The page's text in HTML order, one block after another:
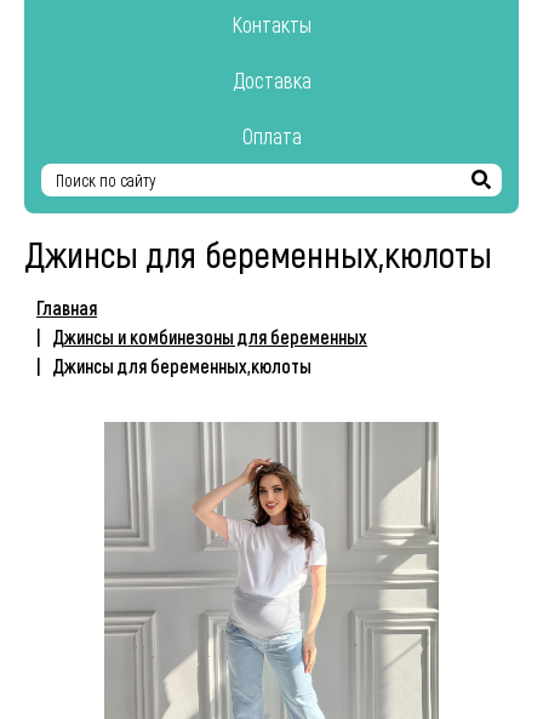
Контакты
Доставка
Оплата
Найти
Джинсы для беременных,кюлоты
Главная
Джинсы и комбинезоны для беременных
Джинсы для беременных,кюлоты